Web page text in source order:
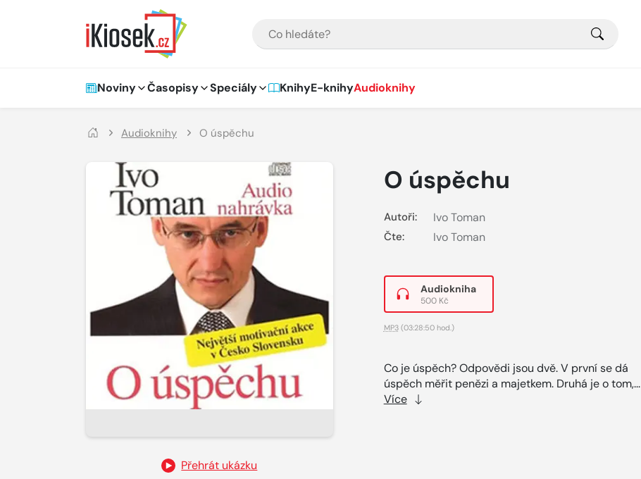
Hlavní navigace
Noviny Časopisy Speciály KnihyE-knihyAudioknihy
Audioknihy O úspěchu
Přehrát ukázku
O úspěchu
Autoři: Ivo Toman
Čte: Ivo Toman
Audiokniha
500 Kč
MP3(03:28:50 hod.)
Co je úspěch? Odpovědi jsou dvě. V první se dá
úspěch měřit penězi a majetkem. Druhá je o tom,...
Více